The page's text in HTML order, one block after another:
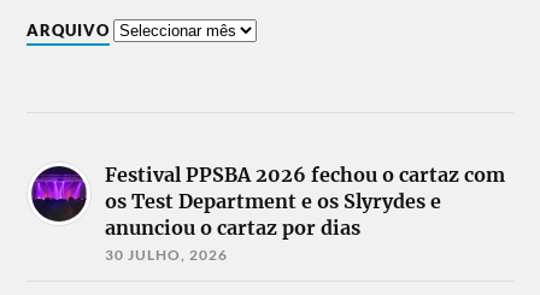
ARQUIVO
Festival PPSBA 2026 fechou o cartaz com
os Test Department e os Slyrydes e
anunciou o cartaz por dias
30 JULHO, 2026